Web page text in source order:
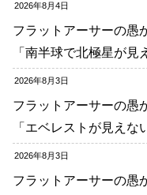
2026年8月4日
フラットアーサーの愚
「南半球で北極星が見
2026年8月3日
フラットアーサーの愚
「エベレストが見えな
2026年8月3日
フラットアーサーの愚